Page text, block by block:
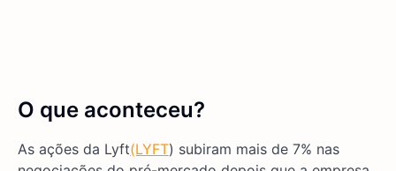
O que aconteceu?
As ações da Lyft(LYFT) subiram mais de 7% nas